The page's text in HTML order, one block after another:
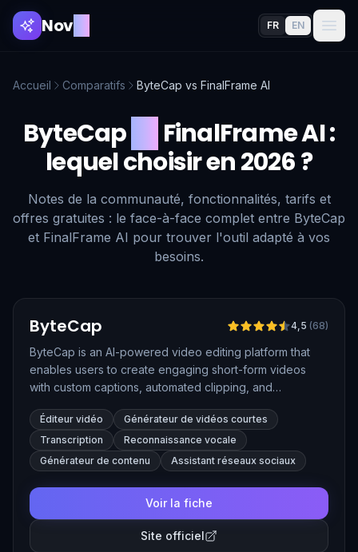
NovAI FR EN
Accueil Comparatifs ByteCap vs FinalFrame AI
ByteCap FinalFrame AI:
lequel choisir en 2026 ?
Notes de la communauté, fonctionnalités, tarifs et
offres gratuites : le face-à-face complet entre ByteCap
et FinalFrame AI pour trouver l'outil adapté à vos
besoins.
ByteCap 4,5 (68)
ByteCap is an AI-powered video editing platform that
enables users to create engaging short-form videos
with custom captions, automated clipping, and
marketers, and educators, ByteCap simplifies the
process of producing viral-ready videos optimized for
platforms like TikTok, Instagram Reels, and YouTube
Shorts.
Éditeur vidéo
Générateur de vidéos courtes
Transcription
Reconnaissance vocale
Générateur de contenu
Assistant réseaux sociaux
Voir la fiche
Site officiel